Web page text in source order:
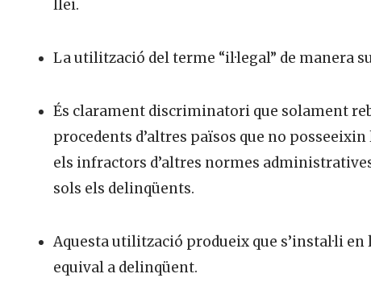
llei.
La utilització del terme “il·legal” de manera
És clarament discriminatori que solament
procedents d’altres països que no
els infractors d’altres normes
sols els delinqüents.
Aquesta utilització produeix que s’instal·li
equival a delinqüent.